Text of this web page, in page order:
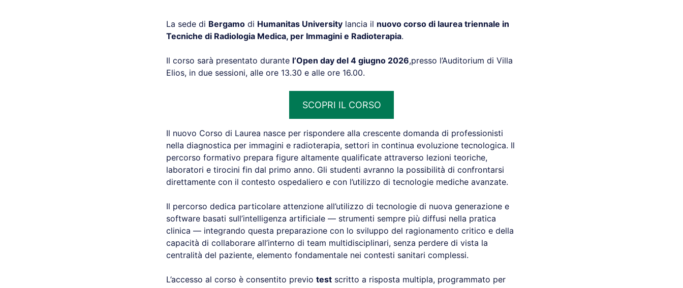
La sede di Bergamo di Humanitas University lancia il nuovo corso di laurea triennale in
Tecniche di Radiologia Medica, per Immagini e Radioterapia.
Il corso sarà presentato durante l’Open day del 4 giugno 2026,presso l’Auditorium di Villa
Elios, in due sessioni, alle ore 13.30 e alle ore 16.00.
SCOPRI IL CORSO
Il nuovo Corso di Laurea nasce per rispondere alla crescente domanda di professionisti
nella diagnostica per immagini e radioterapia, settori in continua evoluzione tecnologica. Il
percorso formativo prepara figure altamente qualificate attraverso lezioni teoriche,
laboratori e tirocini fin dal primo anno. Gli studenti avranno la possibilità di confrontarsi
direttamente con il contesto ospedaliero e con l’utilizzo di tecnologie mediche avanzate.
Il percorso dedica particolare attenzione all’utilizzo di tecnologie di nuova generazione e
software basati sull’intelligenza artificiale — strumenti sempre più diffusi nella pratica
clinica — integrando questa preparazione con lo sviluppo del ragionamento critico e della
capacità di collaborare all’interno di team multidisciplinari, senza perdere di vista la
centralità del paziente, elemento fondamentale nei contesti sanitari complessi.
L’accesso al corso è consentito previo test scritto a risposta multipla, programmato per